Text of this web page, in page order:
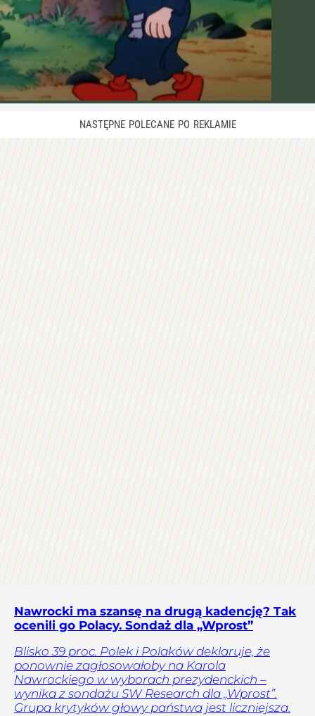
Nawrocki ma szansę na drugą kadencję? Tak
ocenili go Polacy. Sondaż dla „Wprost”
Blisko 39 proc. Polek i Polaków deklaruje, że
ponownie zagłosowałoby na Karola
Nawrockiego w wyborach prezydenckich –
wynika z sondażu SW Research dla „Wprost”.
Grupa krytyków głowy państwa jest liczniejsza.